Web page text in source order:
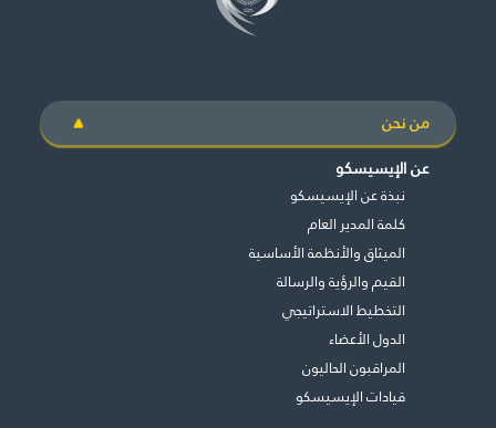
من نحن
عن الإيسيسكو
نبذة عن الإيسيسكو
كلمة المدير العام
الميثاق والأنظمة الأساسية
القيم والرؤية والرسالة
التخطيط الاستراتيجي
الدول الأعضاء
المراقبون الحاليون
قيادات الإيسيسكو